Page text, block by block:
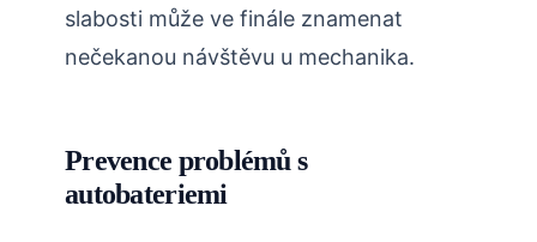
slabosti může ve finále znamenat
nečekanou návštěvu u mechanika.
Prevence problémů s
autobateriemi